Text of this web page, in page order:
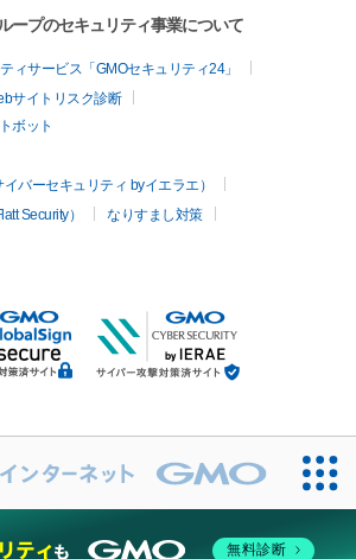
ープのセキュリティ事業について
ィサービス「GMOセキュリティ24」
サイトリスク診断
ボット
バーセキュリティ byイエラエ）
Security）
なりすまし対策
無料診断